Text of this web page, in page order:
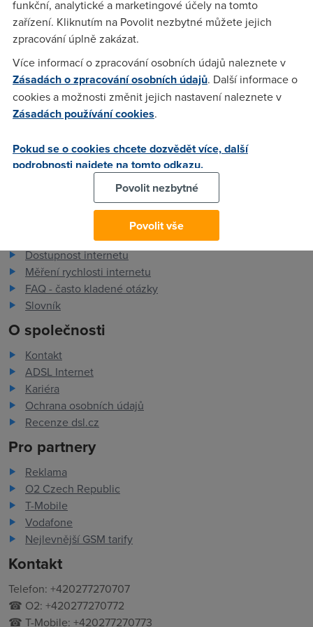
Nargon(16.11.2006 22:06:08)
Jindra(16.11.2006 22:59:00)
Dík.
Dostupnost internetu
Měření rychlosti internetu
FAQ - často kladené otázky
Slovník
O společnosti
Kontakt
ADSL Internet
Kariéra
Ochrana osobních údajů
Recenze dsl.cz
Pro partnery
Reklama
O2 Czech Republic
T-Mobile
Vodafone
Nejlevnější GSM tarify
Kontakt
Telefon: +420277270707
☎ O2: +420277270772
☎ T-Mobile: +420277270773
funkční, analytické a marketingové účely na tomto
zařízení. Kliknutím na Povolit nezbytné můžete jejich
zpracování úplně zakázat.
Více informací o zpracování osobních údajů naleznete v
Zásadách o zpracování osobních údajů. Další informace o
cookies a možnosti změnit jejich nastavení naleznete v
Zásadách používání cookies.
Pokud se o cookies chcete dozvědět více, další
podrobnosti najdete na tomto odkazu.
Povolit nezbytné
Povolit vše